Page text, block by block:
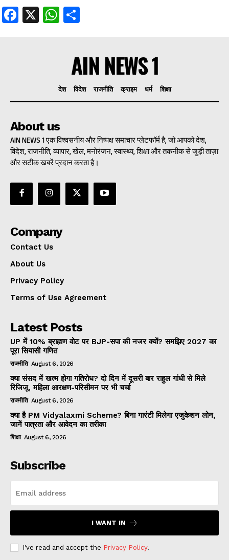
Facebook
X WhatsApp
AIN NEWS 1
देश विदेश राजनीति क्राइम धर्म शिक्षा
About us
AIN NEWS 1 एक विश्वसनीय और निष्पक्ष समाचार प्लेटफॉर्म है, जो आपको देश,
विदेश, राजनीति, व्यापार, खेल, मनोरंजन, स्वास्थ्य, शिक्षा और तकनीक से जुड़ी ताज़ा
और सटीक खबरें प्रदान करता है।
Company
Contact Us
About Us
Privacy Policy
Terms of Use Agreement
Latest Posts
UP में 10% ब्राह्मण वोट पर BJP-सपा की नजर क्यों? समझिए 2027 का
पूरा सियासी गणित
राजनीति August 6, 2026
क्या संसद में खत्म होगा गतिरोध? दो दिन में दूसरी बार राहुल गांधी से मिले
रिजिजू, महिला आरक्षण-परिसीमन पर भी चर्चा
राजनीति August 6, 2026
क्या है PM Vidyalaxmi Scheme? बिना गारंटी मिलेगा एजुकेशन लोन,
जानें पात्रता और आवेदन का तरीका
शिक्षा August 6, 2026
Subscribe
I WANT IN
I've read and accept the Privacy Policy.